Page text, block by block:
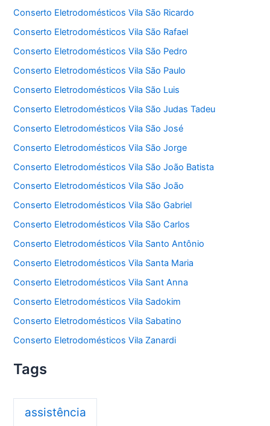
Conserto Eletrodomésticos Vila São Ricardo
Conserto Eletrodomésticos Vila São Rafael
Conserto Eletrodomésticos Vila São Pedro
Conserto Eletrodomésticos Vila São Paulo
Conserto Eletrodomésticos Vila São Luis
Conserto Eletrodomésticos Vila São Judas Tadeu
Conserto Eletrodomésticos Vila São José
Conserto Eletrodomésticos Vila São Jorge
Conserto Eletrodomésticos Vila São João Batista
Conserto Eletrodomésticos Vila São João
Conserto Eletrodomésticos Vila São Gabriel
Conserto Eletrodomésticos Vila São Carlos
Conserto Eletrodomésticos Vila Santo Antônio
Conserto Eletrodomésticos Vila Santa Maria
Conserto Eletrodomésticos Vila Sant Anna
Conserto Eletrodomésticos Vila Sadokim
Conserto Eletrodomésticos Vila Sabatino
Conserto Eletrodomésticos Vila Zanardi
Tags
assistência